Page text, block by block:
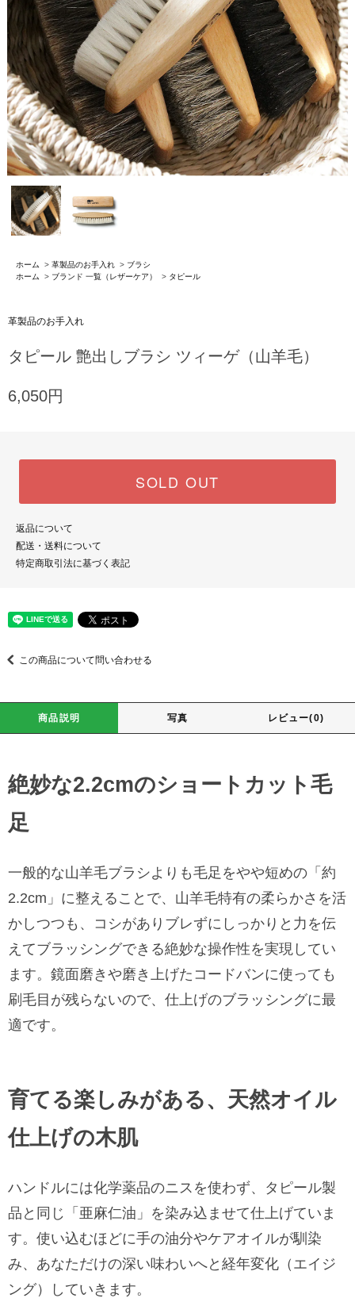
ホーム > 革製品のお手入れ > ブラシ
ホーム
> ブランド 一覧（レザーケア） > タピール
革製品のお手入れ
タピール 艶出しブラシ ツィーゲ（山羊毛）
6,050円
SOLD OUT
返品について
配送・送料について
特定商取引法に基づく表記
この商品について問い合わせる
商品説明 写真 レビュー(0)
絶妙な2.2cmのショートカット毛
足
一般的な山羊毛ブラシよりも毛足をやや短めの「約
2.2cm」に整えることで、山羊毛特有の柔らかさを活
かしつつも、コシがありブレずにしっかりと力を伝
えてブラッシングできる絶妙な操作性を実現してい
ます。鏡面磨きや磨き上げたコードバンに使っても
刷毛目が残らないので、仕上げのブラッシングに最
適です。
育てる楽しみがある、天然オイル
仕上げの木肌
ハンドルには化学薬品のニスを使わず、タピール製
品と同じ「亜麻仁油」を染み込ませて仕上げていま
す。使い込むほどに手の油分やケアオイルが馴染
み、あなただけの深い味わいへと経年変化（エイジ
ング）していきます。